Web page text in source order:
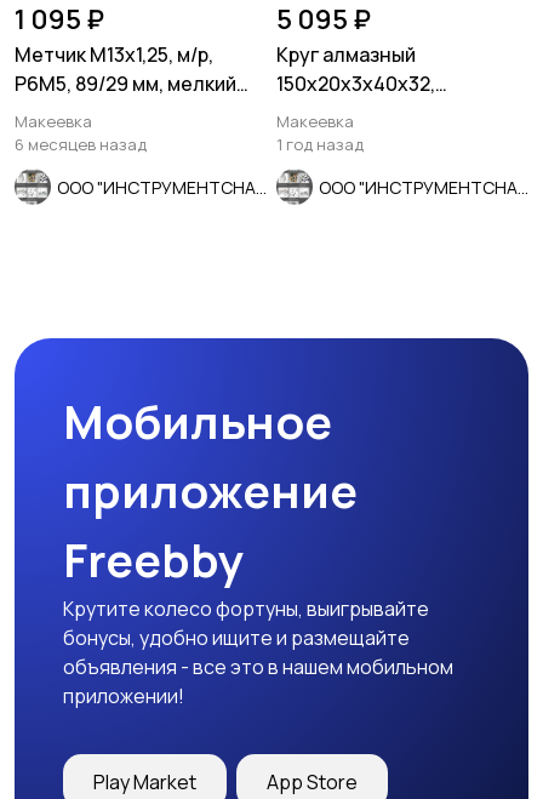
1 095 ₽
Метчик М13х1,25, м/р,
Р6М5, 89/29 мм, мелкий
шаг, проходной, исп 2.
Макеевка
6 месяцев назад
5 095 ₽
Круг алмазный
150х20х3х40х32,
чашечный, АС4, 12А2-45,
зерно 125/100.
Макеевка
1 год назад
Мобильное
приложение
Freebby
Крутите колесо фортуны, выигрывайте
бонусы, удобно ищите и размещайте
объявления - все это в нашем мобильном
приложении!
Play Market App Store